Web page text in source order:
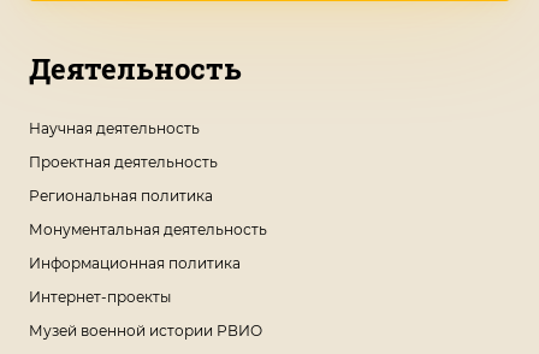
Деятельность
Научная деятельность
Проектная деятельность
Региональная политика
Монументальная деятельность
Информационная политика
Интернет-проекты
Музей военной истории РВИО